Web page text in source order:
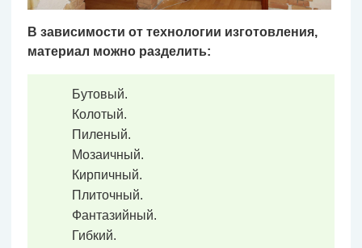
В зависимости от технологии изготовления,
материал можно разделить:
Бутовый.
Колотый.
Пиленый.
Мозаичный.
Кирпичный.
Плиточный.
Фантазийный.
Гибкий.